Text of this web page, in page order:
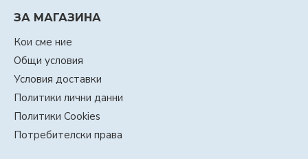
ЗА МАГАЗИНА
Кои сме ние
Общи условия
Условия доставки
Политики лични данни
Политики Cookies
Потребителски права